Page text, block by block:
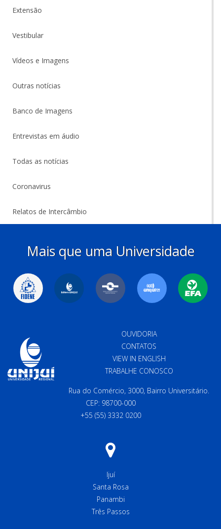
Extensão
Vestibular
Vídeos e Imagens
Outras notícias
Banco de Imagens
Entrevistas em áudio
Todas as notícias
Coronavirus
Relatos de Intercâmbio
Mais que uma Universidade
OUVIDORIA
CONTATOS
VIEW IN ENGLISH
TRABALHE CONOSCO
Rua do Comércio, 3000, Bairro Universitário.
CEP: 98700-000
+55 (55) 3332 0200
Ijuí
Santa Rosa
Panambi
Três Passos